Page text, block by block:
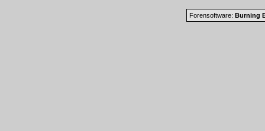
Forensoftware: Burning